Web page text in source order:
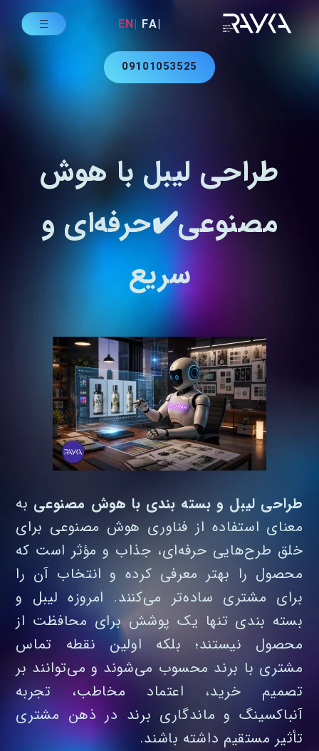
|FA
|EN
09101053525
طراحی لیبل با هوش
مصنوعی✔️حرفه‌ای و
سریع
طراحی لیبل و بسته بندی با هوش مصنوعی به
معنای استفاده از فناوری هوش مصنوعی برای
خلق طرح‌هایی حرفه‌ای، جذاب و مؤثر است که
محصول را بهتر معرفی کرده و انتخاب آن را
برای مشتری ساده‌تر می‌کنند. امروزه لیبل و
بسته‌ بندی تنها یک پوشش برای محافظت از
محصول نیستند؛ بلکه اولین نقطه تماس
مشتری با برند محسوب می‌شوند و می‌توانند بر
تصمیم خرید، اعتماد مخاطب، تجربه
آنباکسینگ و ماندگاری برند در ذهن مشتری
تأثیر مستقیم داشته باشند.